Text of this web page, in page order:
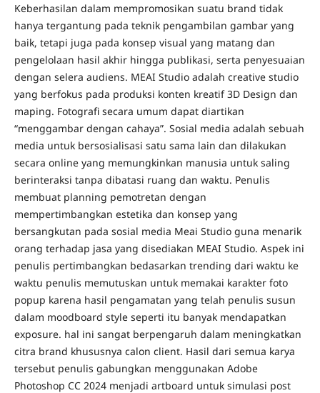
Keberhasilan dalam mempromosikan suatu brand tidak
hanya tergantung pada teknik pengambilan gambar yang
baik, tetapi juga pada konsep visual yang matang dan
pengelolaan hasil akhir hingga publikasi, serta penyesuaian
dengan selera audiens. MEAI Studio adalah creative studio
yang berfokus pada produksi konten kreatif 3D Design dan
maping. Fotografi secara umum dapat diartikan
“menggambar dengan cahaya”. Sosial media adalah sebuah
media untuk bersosialisasi satu sama lain dan dilakukan
secara online yang memungkinkan manusia untuk saling
berinteraksi tanpa dibatasi ruang dan waktu. Penulis
membuat planning pemotretan dengan
mempertimbangkan estetika dan konsep yang
bersangkutan pada sosial media Meai Studio guna menarik
orang terhadap jasa yang disediakan MEAI Studio. Aspek ini
penulis pertimbangkan bedasarkan trending dari waktu ke
waktu penulis memutuskan untuk memakai karakter foto
popup karena hasil pengamatan yang telah penulis susun
dalam moodboard style seperti itu banyak mendapatkan
exposure. hal ini sangat berpengaruh dalam meningkatkan
citra brand khususnya calon client. Hasil dari semua karya
tersebut penulis gabungkan menggunakan Adobe
Photoshop CC 2024 menjadi artboard untuk simulasi post